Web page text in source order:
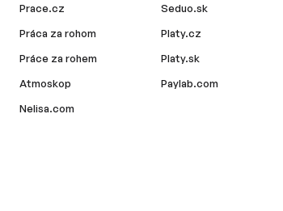
Prace.cz
Práca za rohom
Práce za rohem
Atmoskop
Nelisa.com
Seduo.sk
Platy.cz
Platy.sk
Paylab.com